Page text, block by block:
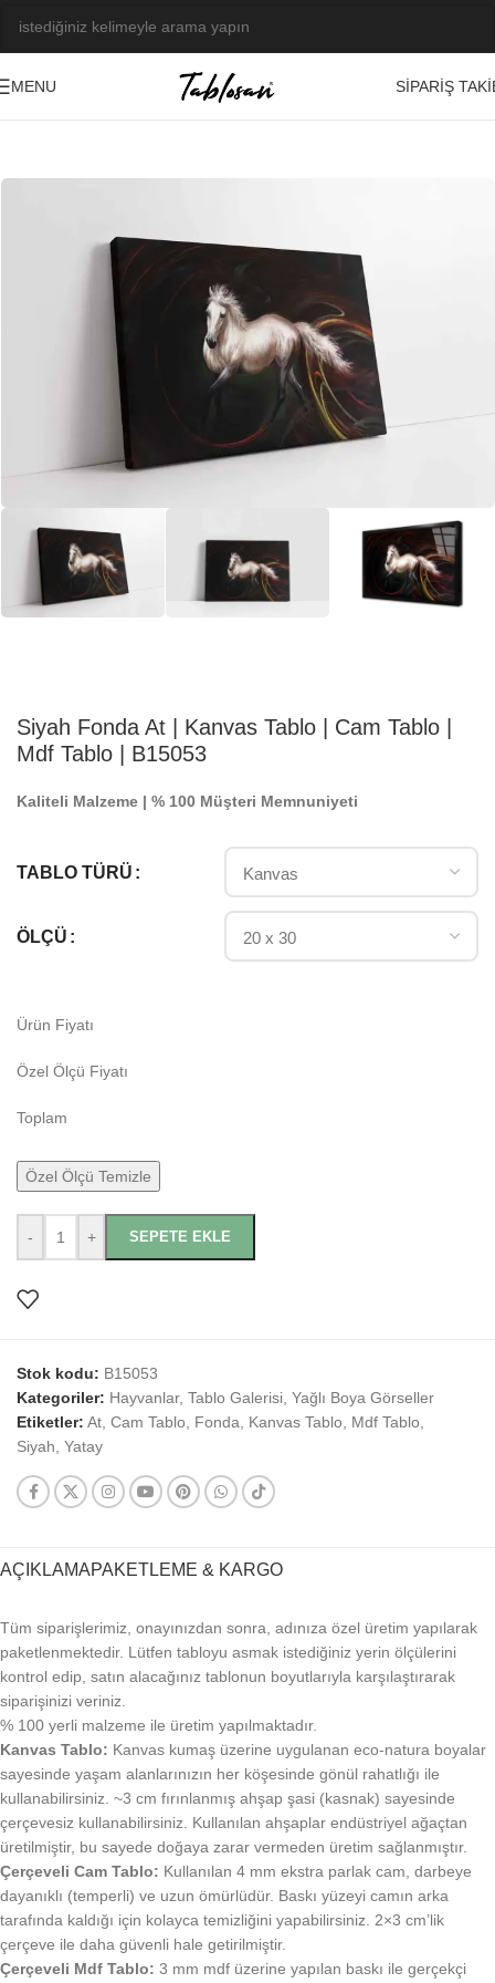
MENU
SIPARIŞ
Siyah Fonda At | Kanvas Tablo | Cam Tablo |
Mdf Tablo | B15053
Kaliteli Malzeme | % 100 Müşteri Memnuniyeti
TABLO TÜRÜ
ÖLÇÜ
Ürün Fiyatı
Özel Ölçü Fiyatı
Toplam
Özel Ölçü Temizle
- + SEPETE EKLE
Stok kodu: B15053
Kategoriler: Hayvanlar, Tablo Galerisi, Yağlı Boya Görseller
Etiketler: At, Cam Tablo, Fonda, Kanvas Tablo, Mdf Tablo,
Siyah, Yatay
AÇIKLAMAPAKETLEME & KARGO
Tüm siparişlerimiz, onayınızdan sonra, adınıza özel üretim yapılarak
paketlenmektedir. Lütfen tabloyu asmak istediğiniz yerin ölçülerini
kontrol edip, satın alacağınız tablonun boyutlarıyla karşılaştırarak
siparişinizi veriniz.
% 100 yerli malzeme ile üretim yapılmaktadır.
Kanvas Tablo: Kanvas kumaş üzerine uygulanan eco-natura boyalar
sayesinde yaşam alanlarınızın her köşesinde gönül rahatlığı ile
kullanabilirsiniz. ~3 cm fırınlanmış ahşap şasi (kasnak) sayesinde
çerçevesiz kullanabilirsiniz. Kullanılan ahşaplar endüstriyel ağaçtan
üretilmiştir, bu sayede doğaya zarar vermeden üretim sağlanmıştır.
Çerçeveli Cam Tablo: Kullanılan 4 mm ekstra parlak cam, darbeye
dayanıklı (temperli) ve uzun ömürlüdür. Baskı yüzeyi camın arka
tarafında kaldığı için kolayca temizliğini yapabilirsiniz. 2×3 cm’lik
çerçeve ile daha güvenli hale getirilmiştir.
Çerçeveli Mdf Tablo: 3 mm mdf üzerine yapılan baskı ile gerçekçi